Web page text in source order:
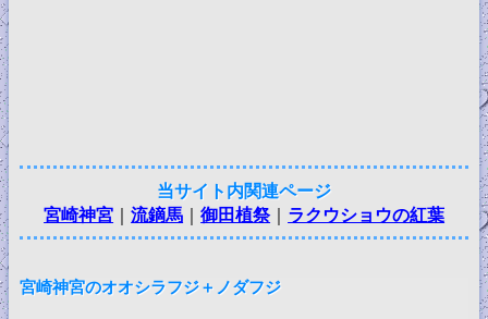
当サイト内関連ページ
宮崎神宮 ｜流鏑馬 ｜御田植祭｜ ラクウショウの紅葉
宮崎神宮のオオシラフジ＋ノダフジ